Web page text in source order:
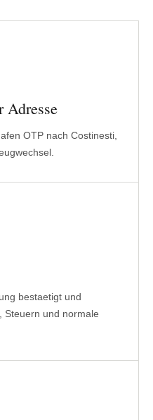
Adresse
OTP nach Costinesti,
bestaetigt und
Steuern und normale